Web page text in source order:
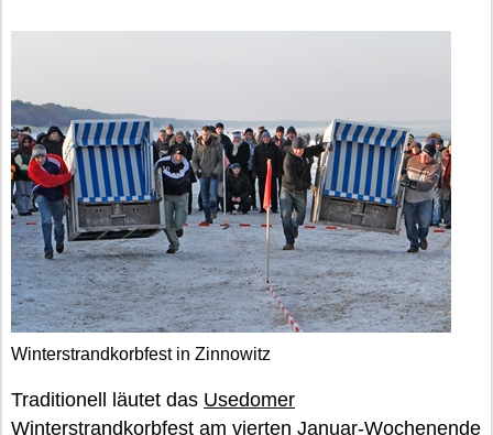
Winterstrandkorbfest in Zinnowitz
Traditionell läutet das Usedomer
Winterstrandkorbfest am vierten Januar-Wochenende